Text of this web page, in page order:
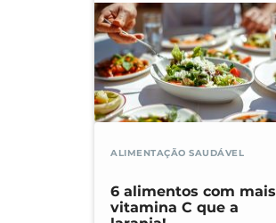
ALIMENTAÇÃO SAUDÁVEL
6 alimentos com mais
vitamina C que a